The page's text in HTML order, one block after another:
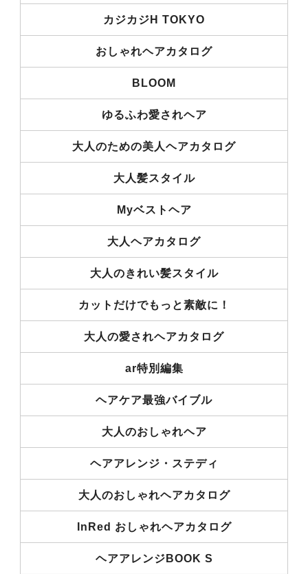
カジカジH TOKYO
おしゃれヘアカタログ
BLOOM
ゆるふわ愛されヘア
大人のための美人ヘアカタログ
大人髪スタイル
Myベストヘア
大人ヘアカタログ
大人のきれい髪スタイル
カットだけでもっと素敵に！
大人の愛されヘアカタログ
ar特別編集
ヘアケア最強バイブル
大人のおしゃれヘア
ヘアアレンジ・ステディ
大人のおしゃれヘアカタログ
InRed おしゃれヘアカタログ
ヘアアレンジBOOK S